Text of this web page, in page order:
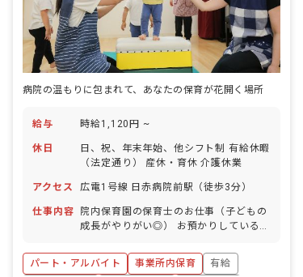
病院の温もりに包まれて、あなたの保育が花開く場所
給与 時給1,120円 ~
休日
日、祝、年末年始、他シフト制 有給休暇
（法定通り） 産休・育休 介護休業
アクセス 広電1号線 日赤病院前駅（徒歩3分）
仕事内容
院内保育園の保育士のお仕事（子どもの
成長がやりがい◎） お預かりしている子
食事・睡眠・排泄・清潔・衣類の着脱等
・集団生活を通じた社会性の装着 ・行事
パート・アルバイト 事業所内保育
有給